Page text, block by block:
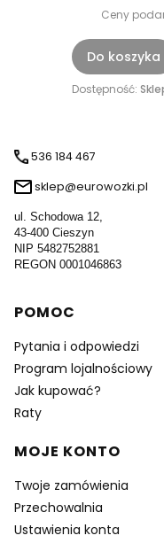
Ceny
Do koszyka
Dostępność:
536 184 467
sklep@eurowozki.pl
ul. Schodowa 12,
43-400 Cieszyn
NIP 5482752881
REGON 0001046863
Linki w stopce
POMOC
Pytania i odpowiedzi
Program lojalnościowy
Jak kupować?
Raty
MOJE KONTO
Twoje zamówienia
Przechowalnia
Ustawienia konta